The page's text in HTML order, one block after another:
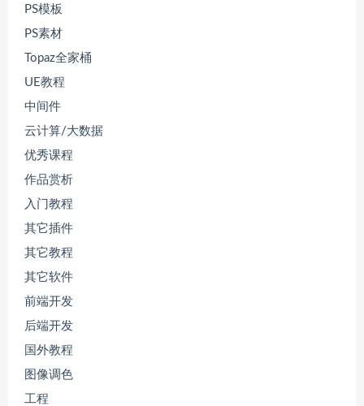
PS模板
PS素材
Topaz全家桶
UE教程
中间件
云计算/大数据
优秀课程
作品赏析
入门教程
其它插件
其它教程
其它软件
前端开发
后端开发
国外教程
图像调色
工程